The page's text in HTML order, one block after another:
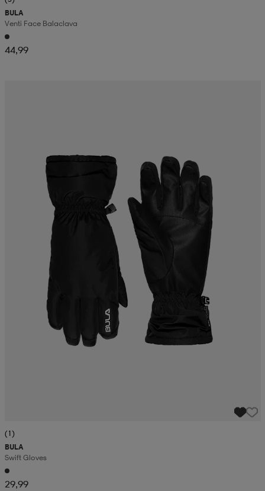
BULA
Venti Face Balaclava
44,99
(1)
BULA
Swift Gloves
29,99